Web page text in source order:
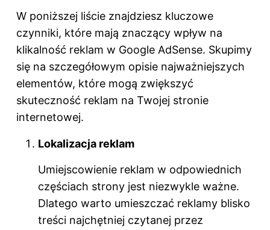
W poniższej liście znajdziesz kluczowe
czynniki, które mają znaczący wpływ na
klikalność reklam w Google AdSense. Skupimy
się na szczegółowym opisie najważniejszych
elementów, które mogą zwiększyć
skuteczność reklam na Twojej stronie
internetowej.
Lokalizacja reklam
Umiejscowienie reklam w odpowiednich
częściach strony jest niezwykle ważne.
Dlatego warto umieszczać reklamy blisko
treści najchętniej czytanej przez